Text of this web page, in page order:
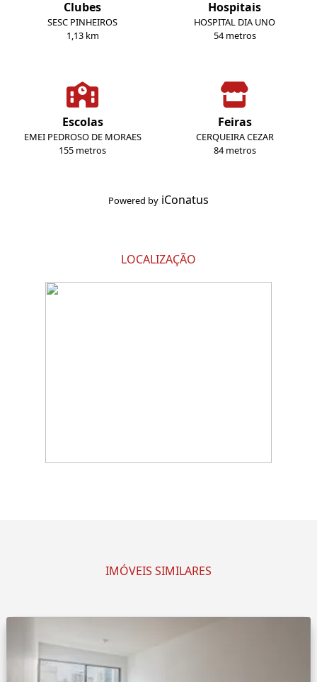
Clubes
SESC PINHEIROS
1,13 km
Hospitais
HOSPITAL DIA UNO
54 metros
Escolas
EMEI PEDROSO DE MORAES
155 metros
Feiras
CERQUEIRA CEZAR
84 metros
Powered by iConatus
LOCALIZAÇÃO
IMÓVEIS SIMILARES